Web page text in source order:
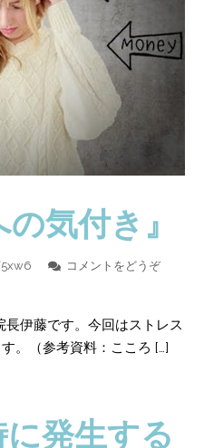
気付き』
コメントをどうぞ
長伊藤です。今回はストレス
。（参考資料：こころ […]
に発生する